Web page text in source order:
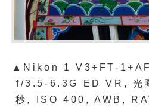
▲Nikon 1 V3+FT-
f/3.5-6.3G ED VR, 光
秒, ISO 400, AWB,